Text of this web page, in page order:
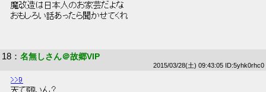
魔改造は日本人のお家芸だよな
おもしろい話あったら聞かせてくれ
18 ： 名無しさん＠故郷VIP
2015/03/28(土) 09:43:05 ID:5yhk0rhc0
>>9